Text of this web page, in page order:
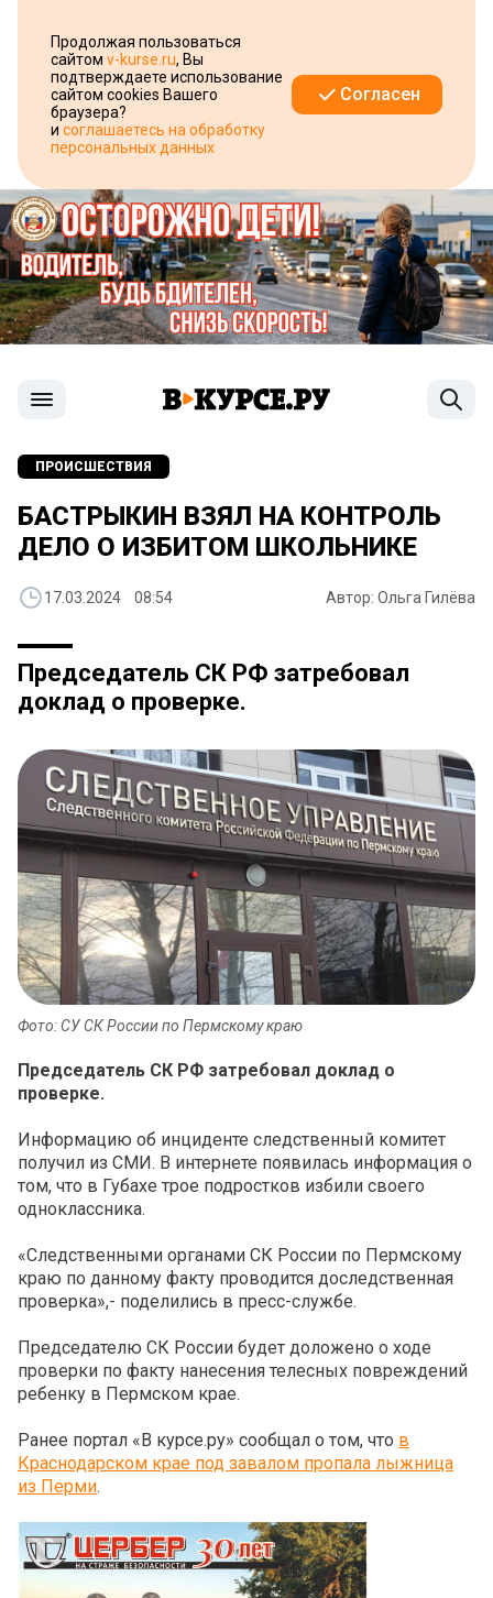
Продолжая пользоваться
сайтом v-kurse.ru, Вы
подтверждаете использование
сайтом cookies Вашего
браузера?
и соглашаетесь на обработку
персональных данных
Согласен
ПРОИСШЕСТВИЯ
БАСТРЫКИН ВЗЯЛ НА КОНТРОЛЬ
ДЕЛО О ИЗБИТОМ ШКОЛЬНИКЕ
17.03.2024 08:54 Автор: Ольга Гилёва
Председатель СК РФ затребовал
доклад о проверке.
Фото: СУ СК России по Пермскому краю
Председатель СК РФ затребовал доклад о
проверке.
Информацию об инциденте следственный комитет
получил из СМИ. В интернете появилась информация о
том, что в Губахе трое подростков избили своего
одноклассника.
«Следственными органами СК России по Пермскому
краю по данному факту проводится доследственная
проверка»,- поделились в пресс-службе.
Председателю СК России будет доложено о ходе
проверки по факту нанесения телесных повреждений
ребенку в Пермском крае.
Ранее портал «В курсе.ру» сообщал о том, что в
Краснодарском крае под завалом пропала лыжница
из Перми.